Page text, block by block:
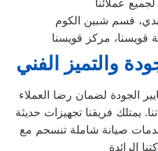
قسم شبين الكوم
قويسنا، مركز قويسنا
والتميز الفني
الجودة لضمان رضا العملاء
يمتلك فريقنا تجهيزات حديثة
خدمات صيانة شاملة تنسجم مع